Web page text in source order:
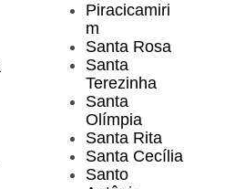
Piracicamiri
m
Santa Rosa
Santa
Terezinha
Santa
Olímpia
Santa Rita
Santa Cecília
Santo